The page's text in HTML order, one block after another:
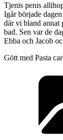
Tjenis penis
Igår började
där vi bland
bad. Sen var de
Ebba och Jacob
Gött med Pasta